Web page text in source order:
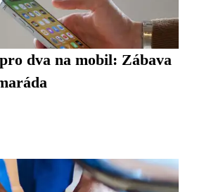
dva na mobil: Zábava